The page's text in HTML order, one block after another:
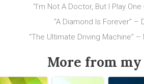
“I’m Not A Doctor, But I Play
“A Diamond Is Forever” –
“The Ultimate Driving Machine”
More from